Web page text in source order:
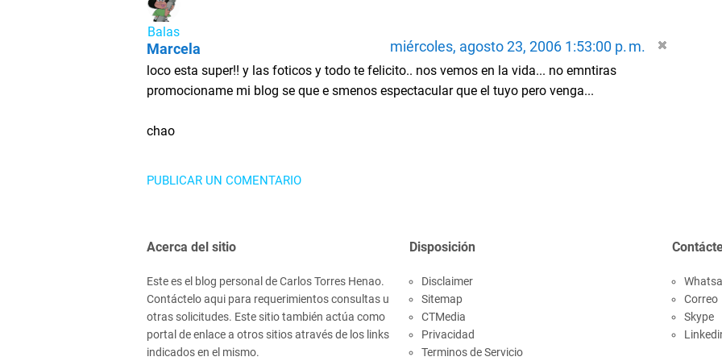
Balas
Marcela miércoles, agosto 23, 2006 1:53:00 p. m.
loco esta super!! y las foticos y todo te felicito.. nos vemos en la vida... no emntiras
promocioname mi blog se que e smenos espectacular que el tuyo pero venga...
chao
PUBLICAR UN COMENTARIO
Acerca del sitio
Este es el blog personal de Carlos Torres Henao.
Contáctelo aqui para requerimientos consultas u
otras solicitudes. Este sitio también actúa como
portal de enlace a otros sitios através de los links
indicados en el mismo.
Disposición
Disclaimer
Sitemap
CTMedia
Privacidad
Terminos de Servicio
Correo
Skype